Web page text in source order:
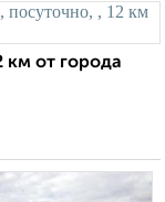
от города